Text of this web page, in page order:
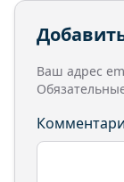
Ваш адрес